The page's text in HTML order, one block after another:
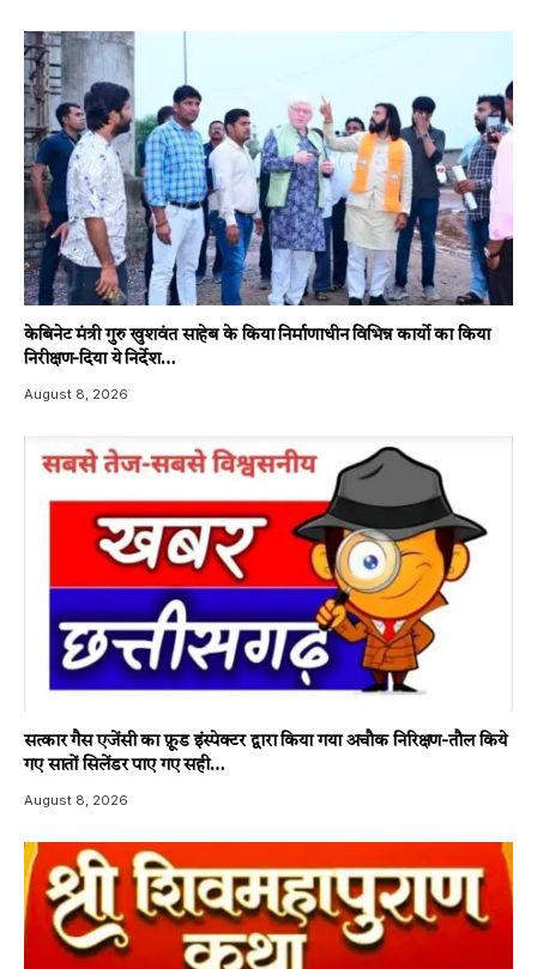
केबिनेट मंत्री गुरु खुशवंत साहेब के किया निर्माणाधीन विभिन्न कार्यो का किया
निरीक्षण-दिया ये निर्देश…
August 8, 2026
सत्कार गैस एजेंसी का फ़ूड इंस्पेक्टर द्वारा किया गया अचौक निरिक्षण-तौल किये
गए सातों सिलेंडर पाए गए सही…
August 8, 2026